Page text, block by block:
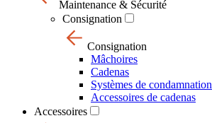
Maintenance & Sécurité
Consignation
Consignation
Mâchoires
Cadenas
Systèmes de condamnation
Accessoires de cadenas
Accessoires